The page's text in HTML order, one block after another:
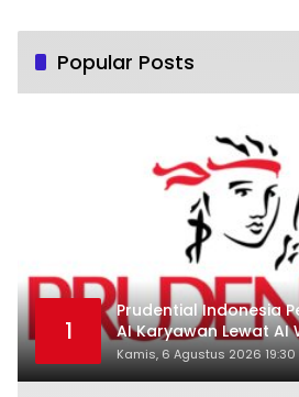
Popular Posts
1
Prudential Indonesia
AI Karyawan Lewat AI
Kamis, 6 Agustus 2026 19:30